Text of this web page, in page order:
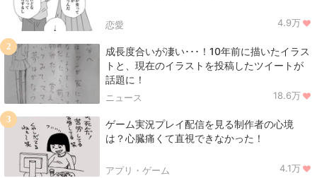
恋愛 4.9万
成長度合いが凄い･･･！10年前に描いたイラス
トと、現在のイラストを投稿したツイートが
話題に！
ニュース 18.6万
2
ゲーム実況プレイ配信を見る制作者の心境
は？心臓痛くて直視できなかった！
アプリ・ゲーム 4.1万
3